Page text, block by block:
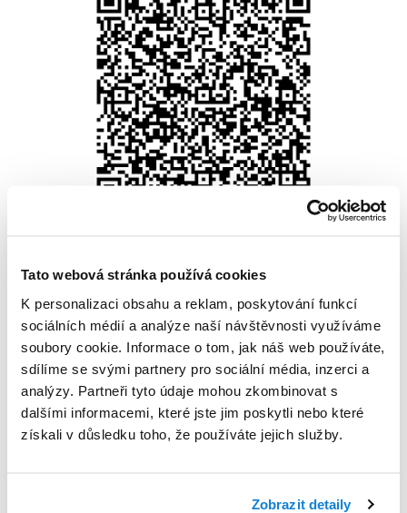
Tato webová stránka používá cookies
K personalizaci obsahu a reklam, poskytování funkcí
sociálních médií a analýze naší návštěvnosti využíváme
soubory cookie. Informace o tom, jak náš web používáte,
sdílíme se svými partnery pro sociální média, inzerci a
analýzy. Partneři tyto údaje mohou zkombinovat s
dalšími informacemi, které jste jim poskytli nebo které
získali v důsledku toho, že používáte jejich služby.
Zobrazit detaily
KONTAKTNÍ FORMULÁŘ
Jméno
Firma